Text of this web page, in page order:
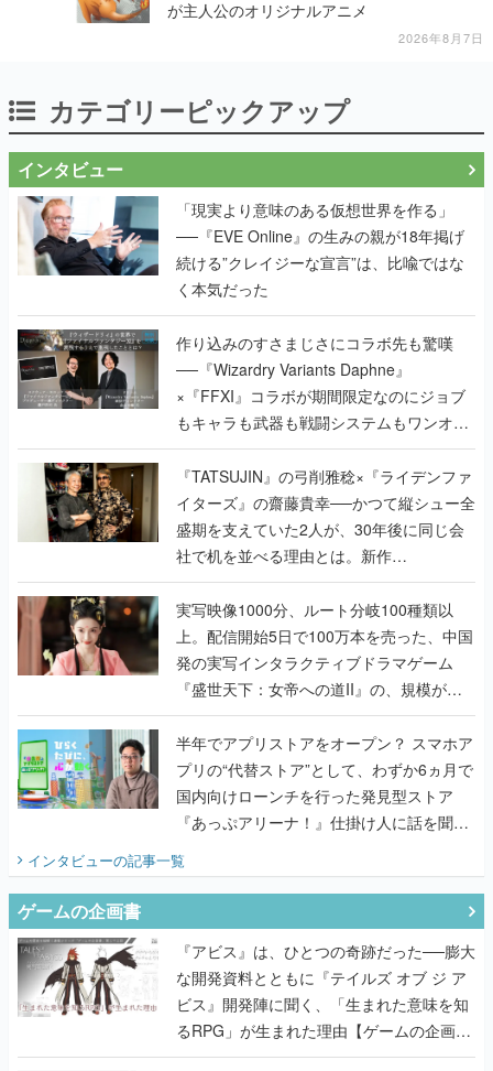
が主人公のオリジナルアニメ
2026年8月7日
カテゴリーピックアップ
インタビュー
「現実より意味のある仮想世界を作る」
──『EVE Online』の生みの親が18年掲げ
続ける”クレイジーな宣言”は、比喩ではな
く本気だった
作り込みのすさまじさにコラボ先も驚嘆
──『Wizardry Variants Daphne』
×『FFXI』コラボが期間限定なのにジョブ
もキャラも武器も戦闘システムもワンオフ
で作り込まれた理由を両ディレクターに聞
く
『TATSUJIN』の弓削雅稔×『ライデンファ
イターズ』の齋藤貴幸──かつて縦シュー全
盛期を支えていた2人が、30年後に同じ会
社で机を並べる理由とは。新作
『TATSUJIN EXTREME』で初タッグを組
んだレジェンド2人に訊く開発秘話
実写映像1000分、ルート分岐100種類以
上。配信開始5日で100万本を売った、中国
発の実写インタラクティブドラマゲーム
『盛世天下：女帝への道II』の、規模が違
うこだわりをプロデューサーに聞いた
半年でアプリストアをオープン？ スマホア
プリの“代替ストア”として、わずか6ヵ月で
国内向けローンチを行った発見型ストア
『あっぷアリーナ！』仕掛け人に話を聞い
インタビューの記事一覧
ゲームの企画書
『アビス』は、ひとつの奇跡だった──膨大
な開発資料とともに『テイルズ オブ ジ ア
ビス』開発陣に聞く、「生まれた意味を知
るRPG」が生まれた理由【ゲームの企画
書】